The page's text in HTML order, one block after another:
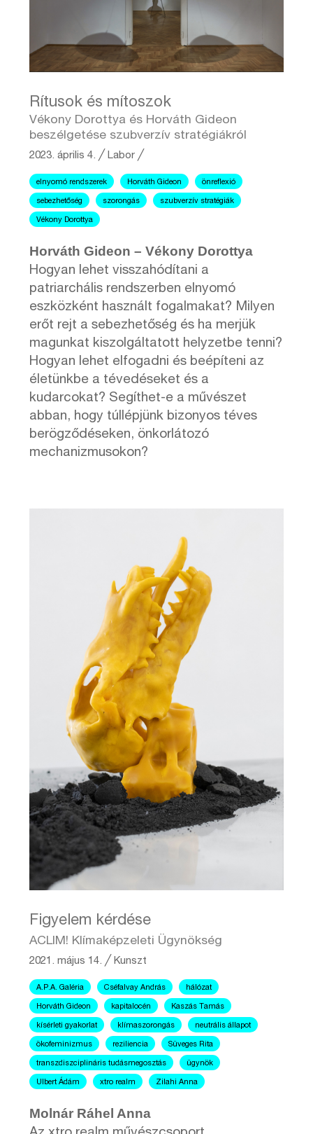
Rítusok és mítoszok
Vékony Dorottya és Horváth Gideon
beszélgetése szubverzív stratégiákról
2023. április 4. ╱ Labor ╱
elnyomó rendszerek Horváth Gideon önreflexió
sebezhetőség szorongás szubverzív stratégiák
Vékony Dorottya
Horváth Gideon – Vékony Dorottya
Hogyan lehet visszahódítani a
patriarchális rendszerben elnyomó
eszközként használt fogalmakat? Milyen
erőt rejt a sebezhetőség és ha merjük
magunkat kiszolgáltatott helyzetbe tenni?
Hogyan lehet elfogadni és beépíteni az
életünkbe a tévedéseket és a
kudarcokat? Segíthet-e a művészet
abban, hogy túllépjünk bizonyos téves
berögződéseken, önkorlátozó
mechanizmusokon?
Figyelem kérdése
ACLIM! Klímaképzeleti Ügynökség
2021. május 14. ╱ Kunszt
A.P.A. Galéria Cséfalvay András hálózat
Horváth Gideon kapitalocén Kaszás Tamás
kísérleti gyakorlat klímaszorongás neutrális állapot
ökofeminizmus reziliencia Süveges Rita
transzdiszciplináris tudásmegosztás ügynök
Ulbert Ádám xtro realm Zilahi Anna
Molnár Ráhel Anna